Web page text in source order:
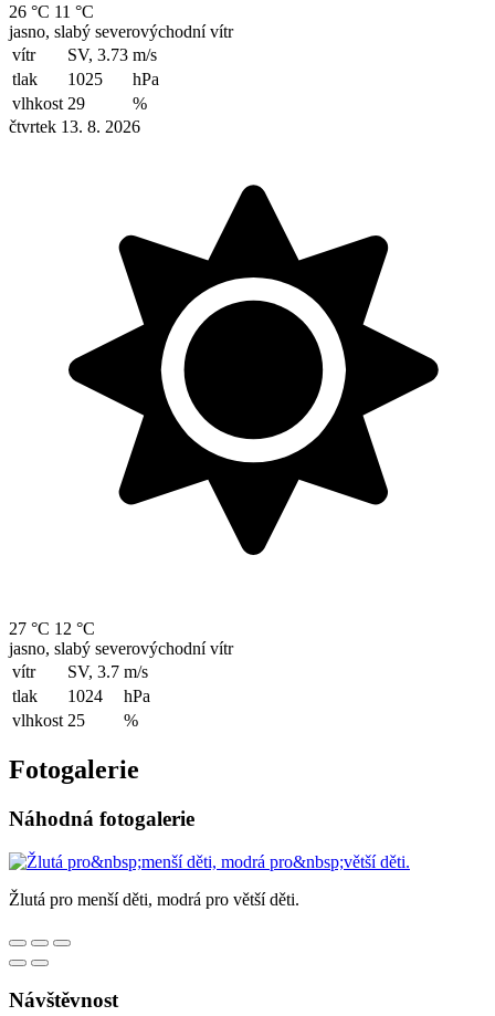
26 °C 11 °C
jasno, slabý severovýchodní vítr
vítr
SV, 3.73 m/s
tlak
1025
hPa
vlhkost 29
%
čtvrtek 13. 8. 2026
27 °C 12 °C
jasno, slabý severovýchodní vítr
vítr
SV, 3.7 m/s
tlak
1024
hPa
vlhkost 25 %
Fotogalerie
Náhodná fotogalerie
Žlutá pro menší děti, modrá pro větší děti.
Návštěvnost